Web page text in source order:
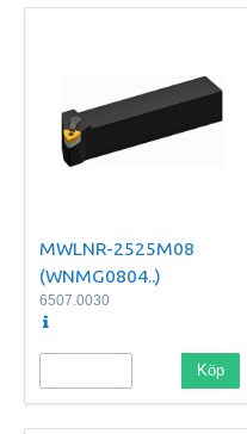
MWLNR-2525M08
(WNMG0804..)
6507.0030
Köp